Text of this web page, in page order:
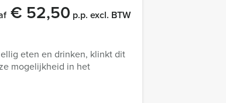
€ 52,50 p.p. excl. BTW
eten en drinken, klinkt dit
mogelijkheid in het